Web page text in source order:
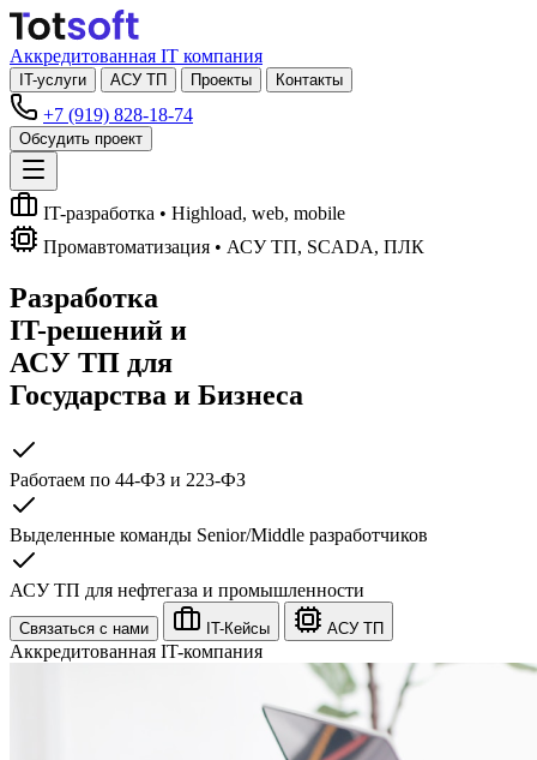
Аккредитованная IT компания
IT-услуги АСУ ТП Проекты Контакты
+7 (919) 828-18-74
Обсудить проект
IT-разработка • Highload, web, mobile
Промавтоматизация • АСУ ТП, SCADA, ПЛК
Разработка
IT-решений и
АСУ ТП для
Государства и Бизнеса
Работаем по 44-ФЗ и 223-ФЗ
Выделенные команды Senior/Middle разработчиков
АСУ ТП для нефтегаза и промышленности
Связаться с нами IT-Кейсы АСУ ТП
Аккредитованная IT-компания